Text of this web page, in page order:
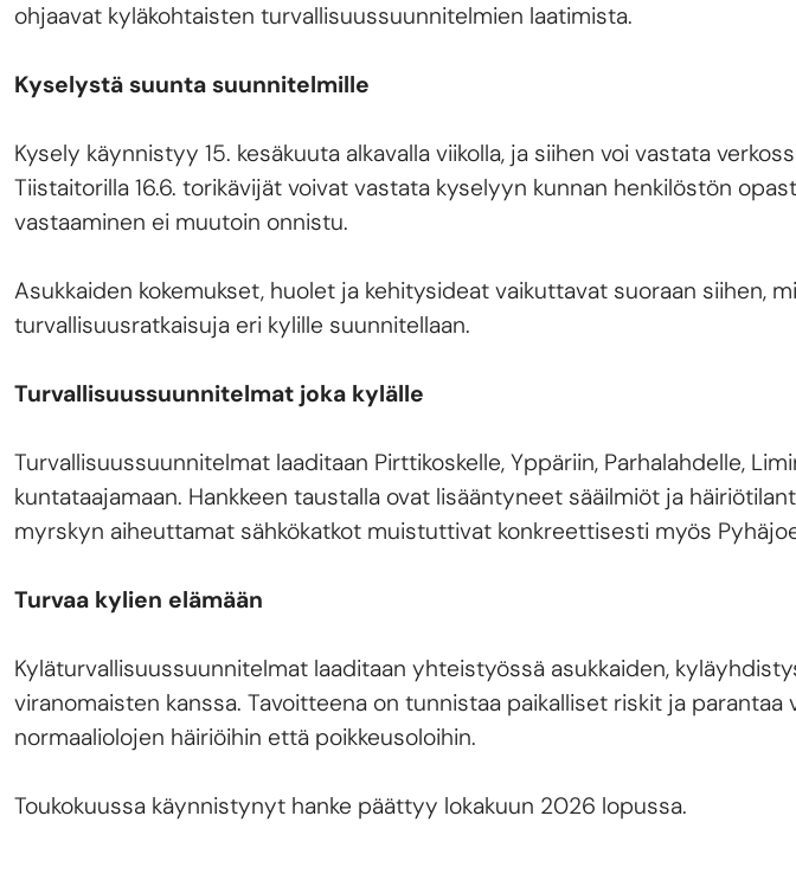
ohjaavat kyläkohtaisten turvallisuussuunnitelmien laatimista.
Kyselystä suunta suunnitelmille
Kysely käynnistyy 15. kesäkuuta alkavalla viikolla, ja siihen voi vastata
Tiistaitorilla 16.6. torikävijät voivat vastata kyselyyn kunnan henkilöstön
vastaaminen ei muutoin onnistu.
Asukkaiden kokemukset, huolet ja kehitysideat vaikuttavat suoraan siihen,
turvallisuusratkaisuja eri kylille suunnitellaan.
Turvallisuussuunnitelmat joka kylälle
Turvallisuussuunnitelmat laaditaan Pirttikoskelle, Yppäriin, Parhalahdelle,
kuntataajamaan. Hankkeen taustalla ovat lisääntyneet sääilmiöt ja
myrskyn aiheuttamat sähkökatkot muistuttivat konkreettisesti myös
Turvaa kylien elämään
Kyläturvallisuussuunnitelmat laaditaan yhteistyössä asukkaiden,
viranomaisten kanssa. Tavoitteena on tunnistaa paikalliset riskit ja parantaa
normaaliolojen häiriöihin että poikkeusoloihin.
Toukokuussa käynnistynyt hanke päättyy lokakuun 2026 lopussa.